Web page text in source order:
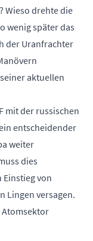
Wieso drehte die
wenig später das
der Uranfrachter
aktuellen
mit der russischen
entscheidender
weiter
dies
von
Lingen versagen.
Atomsektor